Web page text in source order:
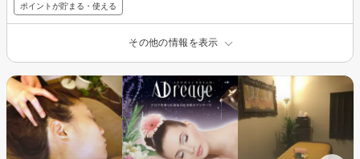
ポイントが貯まる・使える
その他の情報を表示